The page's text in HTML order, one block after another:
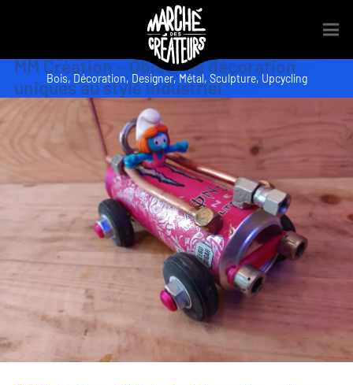
MM Création – Objets de décoration
uniques au style industriel
Bois, Décoration, Designer, Métal , Sculpture, Upcycling